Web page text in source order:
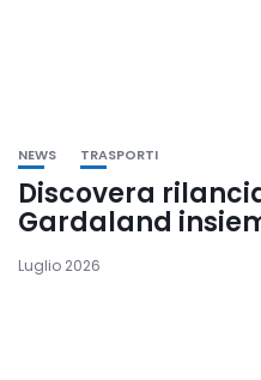
NEWS TRASPORTI
Discovera
Gardaland
Luglio 2026